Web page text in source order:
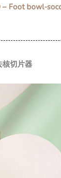
– Foot bowl-
核切片器